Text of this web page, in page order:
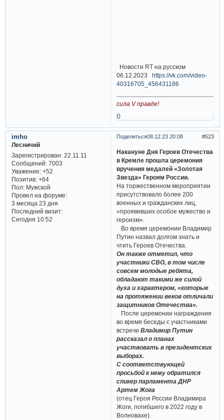
Новости RT на русском
06.12.2023https://vk.com/video-
40316705_456431186
сила V правде!
0
Поделиться 523
08.12.23 20:08
imho
Лесничий
Зарегистрирован: 22.11.11
Сообщений:7003
Уважение: +52
Позитив: +64
Пол:Мужской
Провел на форуме:
3 месяца 23 дня
Последний визит:
Сегодня 10:52
Накануне Дня Героев Отечества
в Кремле прошла церемония
вручения медалей «Золотая
Звезда» Героям России.
На торжественном мероприятии
присутствовало более 200
военных и гражданских лиц,
«проявивших особое мужество и
героизм».
Во время церемонии Владимир
Путин назвал долгом знать и
чтить Героев Отечества.
Он также отметил, что
участники СВО, в том числе
совсем молодые ребята,
обладают такими же силой
духа и характером, «которые
на протяжении веков отличали
защитников Отечества».
После церемонии награждения
во время беседы с участниками
встречи Владимир Путин
рассказал о планах
участвовать в президентских
выборах.
С соответствующей
просьбой к нему обратился
спикер парламента ДНР
Артем Жога
(отец Героя России Владимира
Жоги, погибшего в 2022 году в
Волновахе).